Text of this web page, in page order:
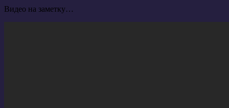
Видео на заметку…